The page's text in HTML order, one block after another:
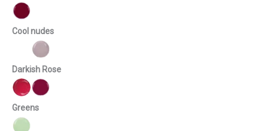
Cool nudes
Darkish Rose
Greens